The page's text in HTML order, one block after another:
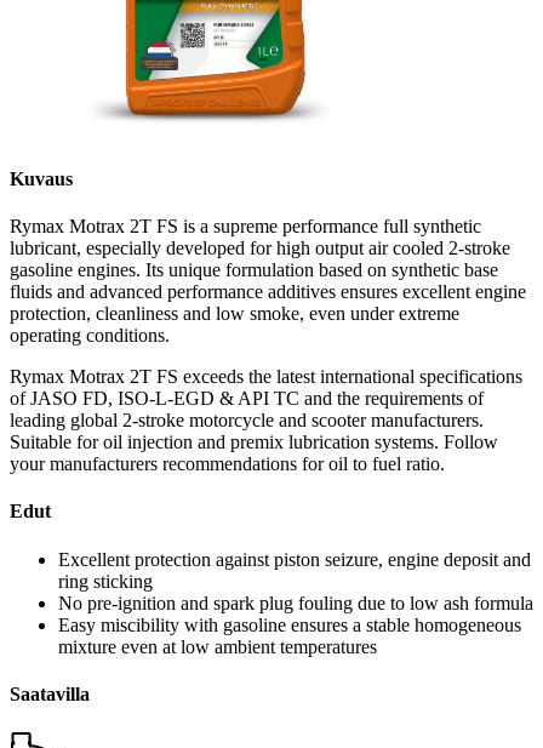
Kuvaus
Rymax Motrax 2T FS is a supreme performance full synthetic
lubricant, especially developed for high output air cooled 2-stroke
gasoline engines. Its unique formulation based on synthetic base
fluids and advanced performance additives ensures excellent engine
protection, cleanliness and low smoke, even under extreme
operating conditions.
Rymax Motrax 2T FS exceeds the latest international specifications
of JASO FD, ISO-L-EGD & API TC and the requirements of
leading global 2-stroke motorcycle and scooter manufacturers.
Suitable for oil injection and premix lubrication systems. Follow
your manufacturers recommendations for oil to fuel ratio.
Edut
Excellent protection against piston seizure, engine deposit and
ring sticking
No pre-ignition and spark plug fouling due to low ash formula
Easy miscibility with gasoline ensures a stable homogeneous
mixture even at low ambient temperatures
Saatavilla